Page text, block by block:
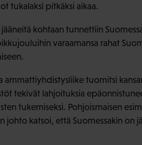
tukalaksi pitkäksi aikaa.
kohtaan tunnettiin
varaamansa rahat
ammattiyhdistysliike tuomitsi
tekivät lahjoituksia
tukemiseksi. Pohjoismaisen
johto katsoi, että Suomessakin on